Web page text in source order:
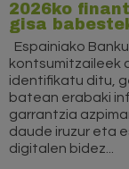
2026ko
gisa
Espainiako
kontsumitzaileek
identifikatu ditu,
batean erabaki
garrantzia
daude iruzur eta
digitalen bidez...